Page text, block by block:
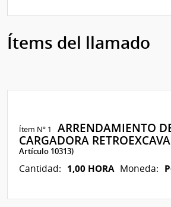
Ítems del llamado
Ítem Nº 1
ARRENDAMIENTO
CARGADORA
Artículo 10313)
Cantidad: 1,00 HORA Moneda: